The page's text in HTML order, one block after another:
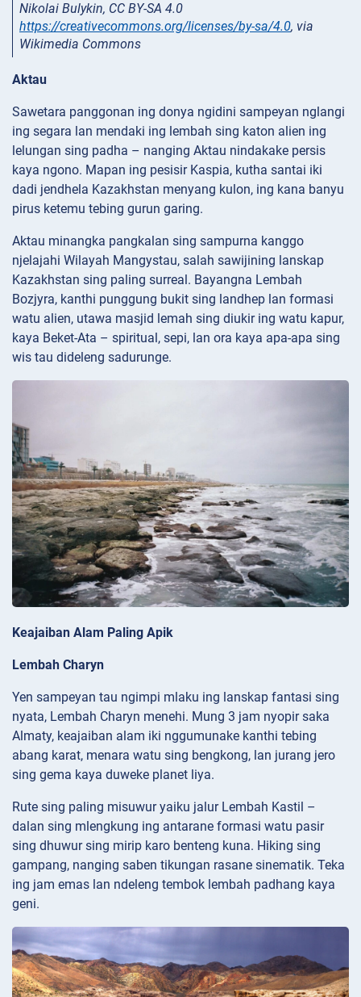
Nikolai Bulykin, CC BY-SA 4.0
https://creativecommons.org/licenses/by-sa/4.0, via
Wikimedia Commons
Aktau
Sawetara panggonan ing donya ngidini sampeyan nglangi
ing segara lan mendaki ing lembah sing katon alien ing
lelungan sing padha – nanging Aktau nindakake persis
kaya ngono. Mapan ing pesisir Kaspia, kutha santai iki
dadi jendhela Kazakhstan menyang kulon, ing kana banyu
pirus ketemu tebing gurun garing.
Aktau minangka pangkalan sing sampurna kanggo
njelajahi Wilayah Mangystau, salah sawijining lanskap
Kazakhstan sing paling surreal. Bayangna Lembah
Bozjyra, kanthi punggung bukit sing landhep lan formasi
watu alien, utawa masjid lemah sing diukir ing watu kapur,
kaya Beket-Ata – spiritual, sepi, lan ora kaya apa-apa sing
wis tau dideleng sadurunge.
Keajaiban Alam Paling Apik
Lembah Charyn
Yen sampeyan tau ngimpi mlaku ing lanskap fantasi sing
nyata, Lembah Charyn menehi. Mung 3 jam nyopir saka
Almaty, keajaiban alam iki nggumunake kanthi tebing
abang karat, menara watu sing bengkong, lan jurang jero
sing gema kaya duweke planet liya.
Rute sing paling misuwur yaiku jalur Lembah Kastil –
dalan sing mlengkung ing antarane formasi watu pasir
sing dhuwur sing mirip karo benteng kuna. Hiking sing
gampang, nanging saben tikungan rasane sinematik. Teka
ing jam emas lan ndeleng tembok lembah padhang kaya
geni.